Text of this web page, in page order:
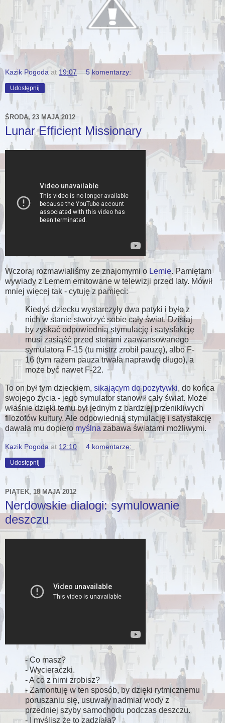
Kazik Pogoda at 19:07 5 komentarzy:
Udostępnij
ŚRODA, 23 MAJA 2012
Lunar Efficient Missionary
Wczoraj rozmawialiśmy ze znajomymi o Lemie. Pamiętam
wywiady z Lemem emitowane w telewizji przed laty. Mówił
mniej więcej tak - cytuję z pamięci:
Kiedyś dziecku wystarczyły dwa patyki i było z
nich w stanie stworzyć sobie cały świat. Dzisiaj
by zyskać odpowiednią stymulację i satysfakcję
musi zasiąść przed sterami zaawansowanego
symulatora F-15 (tu mistrz zrobił pauzę), albo F-
16 (tym razem pauza trwała naprawdę długo), a
może być nawet F-22.
To on był tym dzieckiem, sikającym do pozytywki, do końca
swojego życia - jego symulator stanowił cały świat. Może
właśnie dzięki temu był jednym z bardziej przenikliwych
filozofów kultury. Ale odpowiednią stymulację i satysfakcję
dawała mu dopiero myślna zabawa światami możliwymi.
Kazik Pogoda at 12:10 4 komentarze:
Udostępnij
PIĄTEK, 18 MAJA 2012
Nerdowskie dialogi: symulowanie
deszczu
- Co masz?
- Wycieraczki.
- A co z nimi zrobisz?
- Zamontuję w ten sposób, by dzięki rytmicznemu
poruszaniu się, usuwały nadmiar wody z
przedniej szyby samochodu podczas deszczu.
- I myślisz że to zadziała?